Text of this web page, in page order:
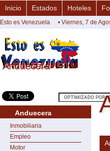
Anduecera
Anduecera
Inicio Estados Hoteles
Esto es Venezuela • Viernes, 7 de
Anduecera
Inmobiliaria
Empleo
Motor